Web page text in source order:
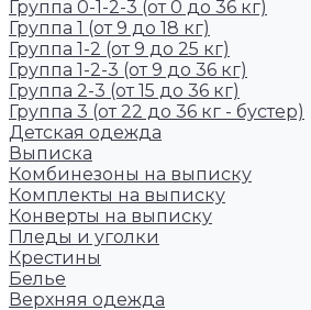
Группа 0-1-2-3 (от 0 до 36 кг)
Группа 1 (от 9 до 18 кг)
Группа 1-2 (от 9 до 25 кг)
Группа 1-2-3 (от 9 до 36 кг)
Группа 2-3 (от 15 до 36 кг)
Группа 3 (от 22 до 36 кг - бустер)
Детская одежда
Выписка
Комбинезоны на выписку
Комплекты на выписку
Конверты на выписку
Пледы и уголки
Крестины
Белье
Верхняя одежда